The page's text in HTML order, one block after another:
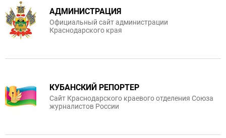
АДМИНИСТРАЦИЯ
Официальный сайт администрации
Краснодарского края
КУБАНСКИЙ РЕПОРТЕР
Сайт Краснодарского краевого отделения Союза
журналистов России